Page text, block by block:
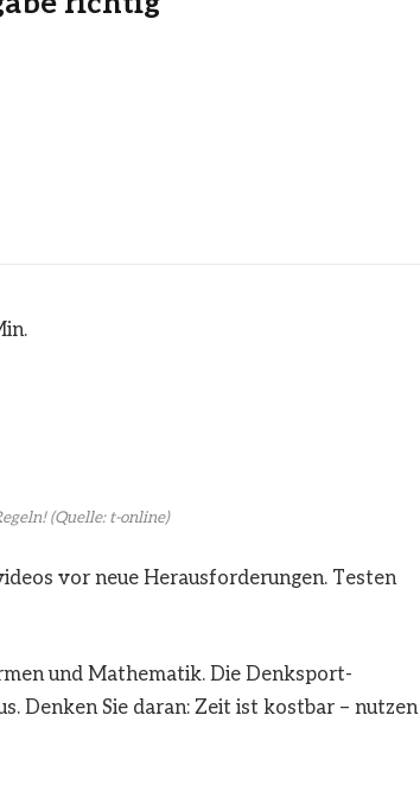
(Quelle: t-online)
vor neue Herausforderungen. Testen
und Mathematik. Die Denksport-
Denken Sie daran: Zeit ist kostbar – nutzen